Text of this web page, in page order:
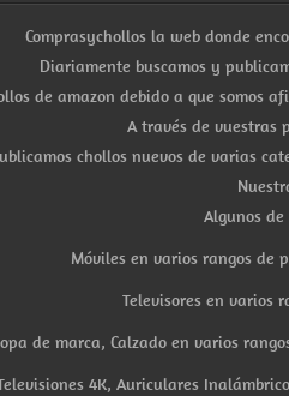
Comprasychollos la web donde
Diariamente buscamos y
de amazon debido a que somos
A través de vuestras
chollos nuevos de varias
Algunos
Móviles en varios rangos de
Televisores en varios
de marca, Calzado en varios
4K, Auriculares